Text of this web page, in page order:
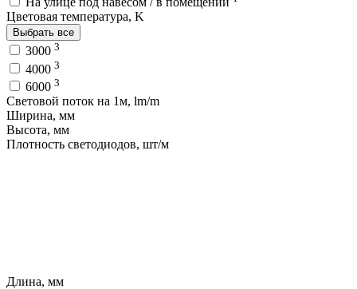
Цветовая температура, K
Выбрать все
3000 3
4000 3
6000 3
Световой поток на 1м, lm/m
Ширина, мм
Высота, мм
Плотность светодиодов, шт/м
Длина, мм